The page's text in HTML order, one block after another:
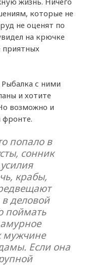
которые не
не оценят по
на крючке
приятных
Рыбалка с ними
и хотите
возможно и
фронте.
попало в
сонник
крабы,
деловой
поймать
мужчине
Если она